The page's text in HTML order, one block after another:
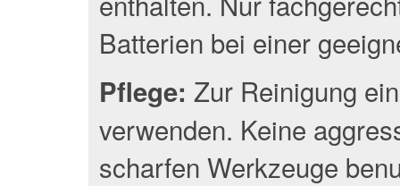
Batterien bei einer
Pflege: Zur Reinigung
verwenden. Keine
scharfen Werkzeuge